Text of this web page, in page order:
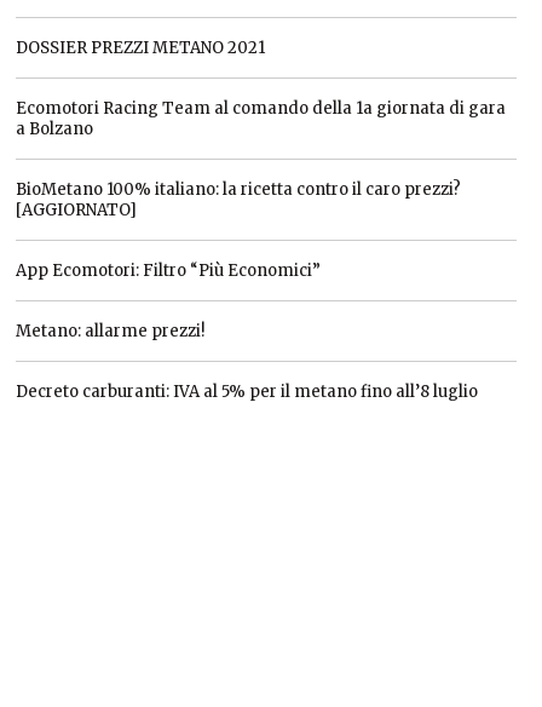
DOSSIER PREZZI METANO 2021
Ecomotori Racing Team al comando della 1a giornata di gara
a Bolzano
BioMetano 100% italiano: la ricetta contro il caro prezzi?
[AGGIORNATO]
App Ecomotori: Filtro “Più Economici”
Metano: allarme prezzi!
Decreto carburanti: IVA al 5% per il metano fino all’8 luglio